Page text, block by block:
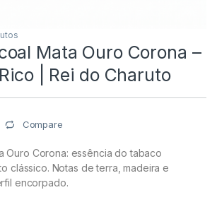
Mata Ouro Corona –
| Rei do Charuto
Compare
Ouro Corona: essência do tabaco
clássico. Notas de terra, madeira e
encorpado.